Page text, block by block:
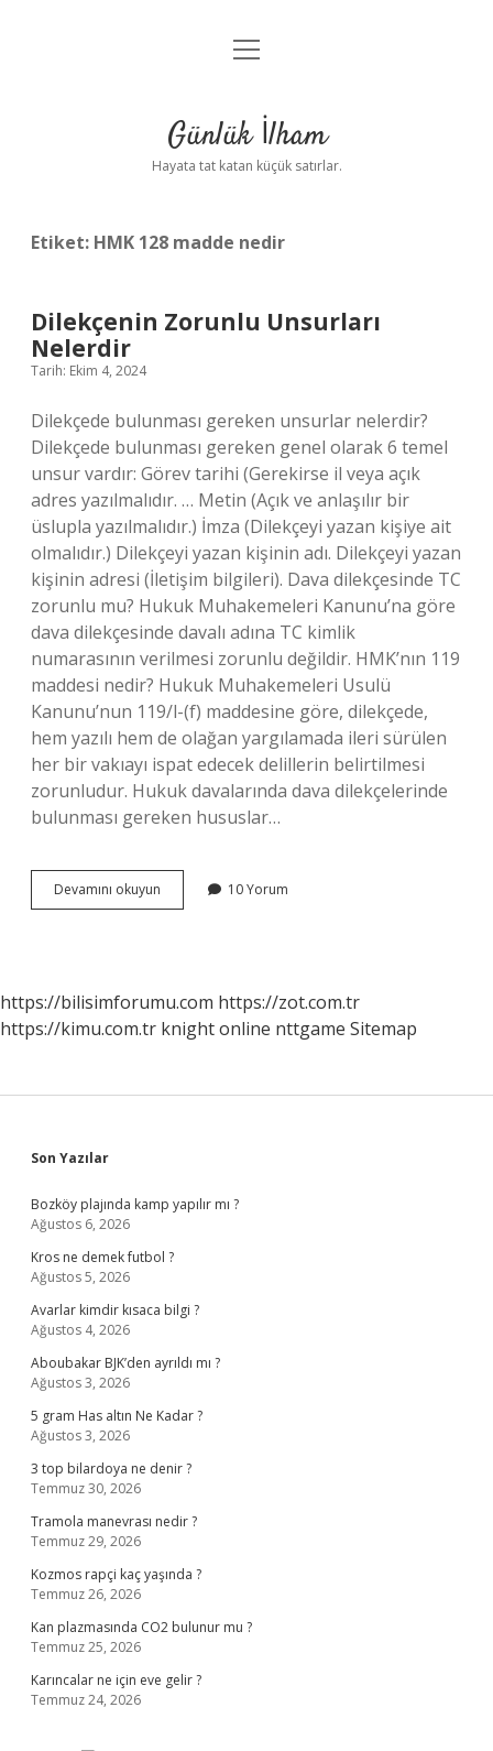
Anasayfa
Yasal Uyarı
menüyü
Günlük İlham
Hayata tat katan küçük satırlar.
Etiket: HMK 128 madde nedir
Dilekçenin Zorunlu Unsurları
Nelerdir
Tarih: Ekim 4, 2024
Dilekçede bulunması gereken unsurlar nelerdir?
Dilekçede bulunması gereken genel olarak 6 temel
unsur vardır: Görev tarihi (Gerekirse il veya açık
adres yazılmalıdır. … Metin (Açık ve anlaşılır bir
üslupla yazılmalıdır.) İmza (Dilekçeyi yazan kişiye ait
olmalıdır.) Dilekçeyi yazan kişinin adı. Dilekçeyi yazan
kişinin adresi (İletişim bilgileri). Dava dilekçesinde TC
zorunlu mu? Hukuk Muhakemeleri Kanunu’na göre
dava dilekçesinde davalı adına TC kimlik
numarasının verilmesi zorunlu değildir. HMK’nın 119
maddesi nedir? Hukuk Muhakemeleri Usulü
Kanunu’nun 119/l-(f) maddesine göre, dilekçede,
hem yazılı hem de olağan yargılamada ileri sürülen
her bir vakıayı ispat edecek delillerin belirtilmesi
zorunludur. Hukuk davalarında dava dilekçelerinde
bulunması gereken hususlar…
Devamını okuyun Dilekçenin
Zorunlu
10 Yorum
https://bilisimforumu.com https://zot.com.tr
https://kimu.com.tr knight online nttgame Sitemap
Sidebar
Son Yazılar
Bozköy plajında kamp yapılır mı ?
Ağustos 6, 2026
Kros ne demek futbol ?
Ağustos 5, 2026
Avarlar kimdir kısaca bilgi ?
Ağustos 4, 2026
Aboubakar BJK’den ayrıldı mı ?
Ağustos 3, 2026
5 gram Has altın Ne Kadar ?
Ağustos 3, 2026
3 top bilardoya ne denir ?
Temmuz 30, 2026
Tramola manevrası nedir ?
Temmuz 29, 2026
Kozmos rapçi kaç yaşında ?
Temmuz 26, 2026
Kan plazmasında CO2 bulunur mu ?
Temmuz 25, 2026
Karıncalar ne için eve gelir ?
Temmuz 24, 2026